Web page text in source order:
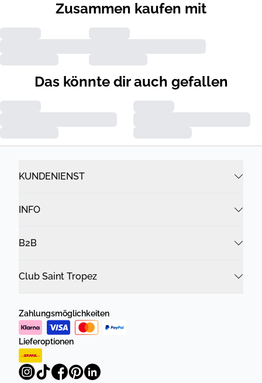
Zusammen kaufen mit
Das könnte dir auch gefallen
KUNDENIENST
INFO
B2B
Club Saint Tropez
Zahlungsmöglichkeiten
Lieferoptionen